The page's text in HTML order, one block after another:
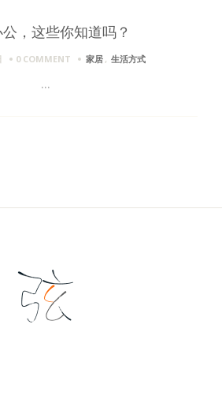
，这些你知道吗？
0 COMMENT 家居 , 生活方式
...